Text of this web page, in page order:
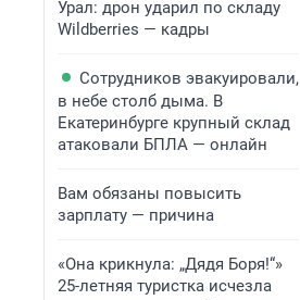
Урал: дрон ударил по складу
Wildberries — кадры
Сотрудников эвакуировали,
в небе столб дыма. В
Екатеринбурге крупный склад
атаковали БПЛА — онлайн
Вам обязаны повысить
зарплату — причина
«Она крикнула: „Дядя Боря!“»
25-летняя туристка исчезла